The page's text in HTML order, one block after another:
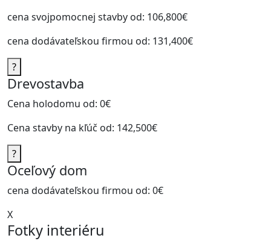
cena svojpomocnej stavby od: 106,800€
cena dodávateľskou firmou od: 131,400€
?
Drevostavba
Cena holodomu od: 0€
Cena stavby na kľúč od: 142,500€
?
Oceľový dom
cena dodávateľskou firmou od: 0€
X
Fotky interiéru